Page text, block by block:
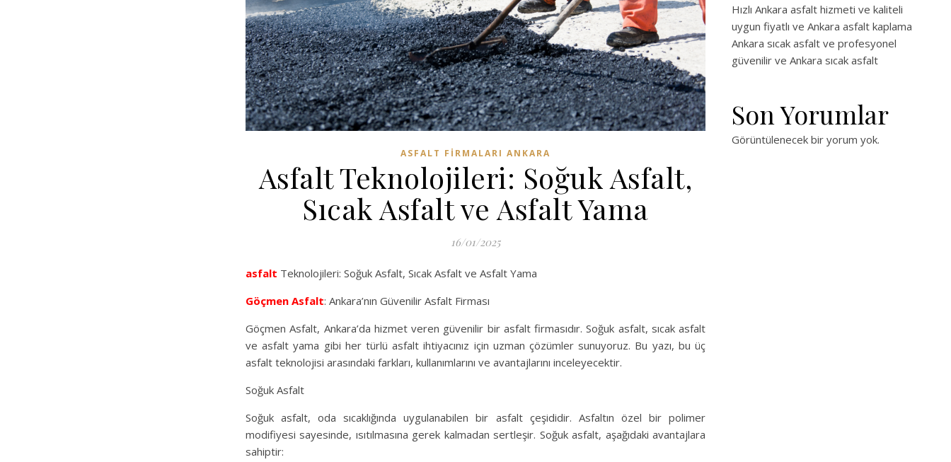
ASFALT FIRMALARI ANKARA
Asfalt Teknolojileri: Soğuk Asfalt,
Sıcak Asfalt ve Asfalt Yama
16/01/2025
asfalt Teknolojileri: Soğuk Asfalt, Sıcak Asfalt ve Asfalt Yama
Göçmen Asfalt: Ankara’nın Güvenilir Asfalt Firması
Göçmen Asfalt, Ankara’da hizmet veren güvenilir bir asfalt firmasıdır. Soğuk asfalt, sıcak asfalt
ve asfalt yama gibi her türlü asfalt ihtiyacınız için uzman çözümler sunuyoruz. Bu yazı, bu üç
asfalt teknolojisi arasındaki farkları, kullanımlarını ve avantajlarını inceleyecektir.
Soğuk Asfalt
Soğuk asfalt, oda sıcaklığında uygulanabilen bir asfalt çeşididir. Asfaltın özel bir polimer
modifiyesi sayesinde, ısıtılmasına gerek kalmadan sertleşir. Soğuk asfalt, aşağıdaki avantajlara
sahiptir:
Hızlı Ankara asfalt hizmeti ve kaliteli
uygun fiyatlı ve Ankara asfalt kaplama
Ankara sıcak asfalt ve profesyonel
güvenilir ve Ankara sıcak asfalt
Son Yorumlar
Görüntülenecek bir yorum yok.